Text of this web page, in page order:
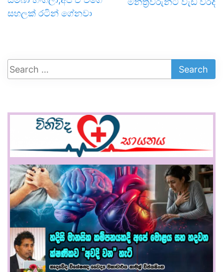
සහලක් රටින් ගේනවා